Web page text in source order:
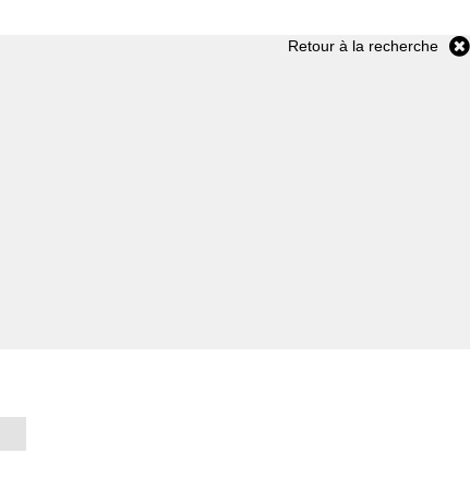
Retour à la recherche